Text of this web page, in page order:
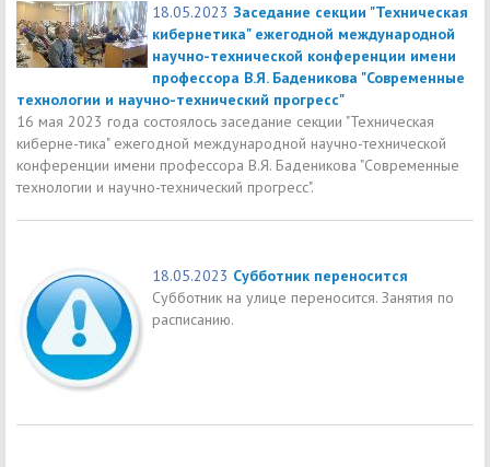
18.05.2023 Заседание секции "Техническая
кибернетика" ежегодной международной
научно-технической конференции имени
профессора В.Я. Баденикова "Современные
технологии и научно-технический прогресс"
16 мая 2023 года состоялось заседание секции "Техническая
киберне-тика" ежегодной международной научно-технической
конференции имени профессора В.Я. Баденикова "Современные
технологии и научно-технический прогресс".
18.05.2023 Субботник переносится
Субботник на улице переносится. Занятия по
расписанию.